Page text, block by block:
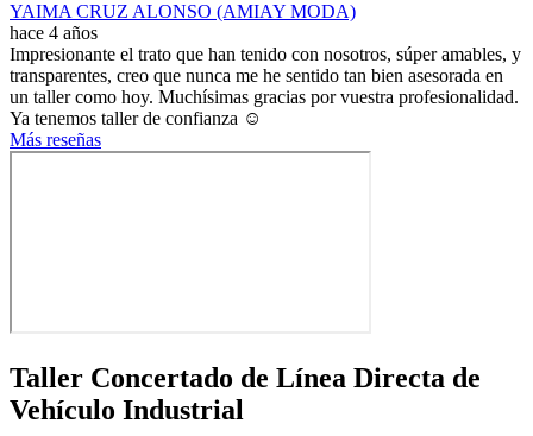
YAIMA CRUZ ALONSO (AMIAY MODA)
hace 4 años
Impresionante el trato que han tenido con nosotros, súper amables, y
transparentes, creo que nunca me he sentido tan bien asesorada en
un taller como hoy. Muchísimas gracias por vuestra profesionalidad.
Ya tenemos taller de confianza ☺️
Más reseñas
Taller Concertado de Línea Directa de
Vehículo Industrial